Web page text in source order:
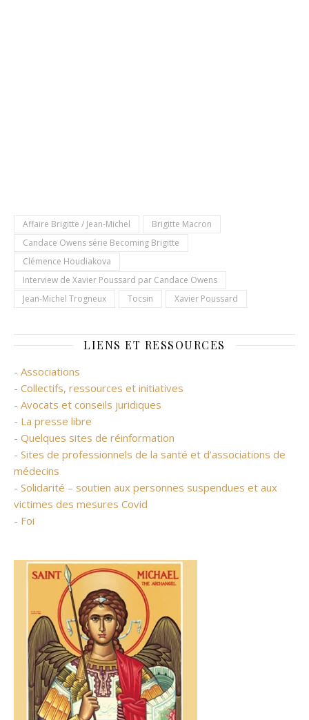
Affaire Brigitte / Jean-Michel
Brigitte Macron
Candace Owens série Becoming Brigitte
Clémence Houdiakova
Interview de Xavier Poussard par Candace Owens
Jean-Michel Trogneux
Tocsin Xavier Poussard
LIENS ET RESSOURCES
- Associations
- Collectifs, ressources et initiatives
- Avocats et conseils juridiques
- La presse libre
- Quelques sites de réinformation
- Sites de professionnels de la santé et d’associations de
médecins
- Solidarité – soutien aux personnes suspendues et aux
victimes des mesures Covid
- Foi